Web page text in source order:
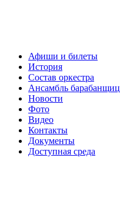
Афиши и билеты
История
Состав оркестра
Ансамбль барабанщиц
Новости
Фото
Видео
Контакты
Документы
Доступная среда